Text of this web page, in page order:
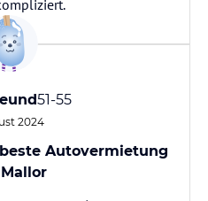
51-55
2024
Autovermietung